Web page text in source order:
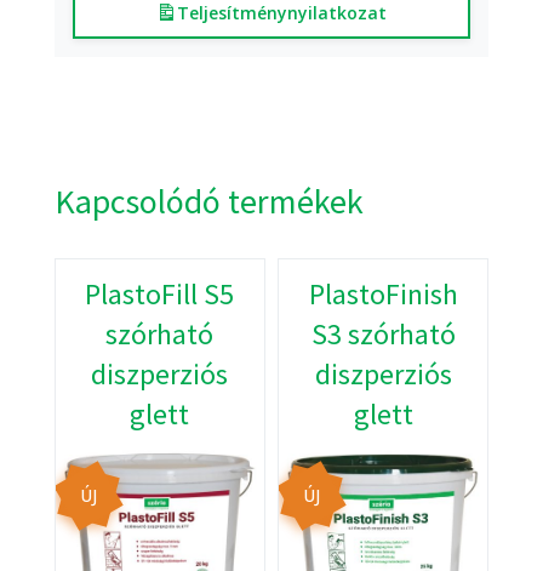
Teljesítmény­nyilatkozat
Kapcsolódó termékek
PlastoFill S5
szórható
diszperziós
glett
ÚJ
PlastoFinish
S3 szórható
diszperziós
glett
ÚJ